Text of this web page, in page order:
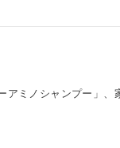
アミノシャンプー」